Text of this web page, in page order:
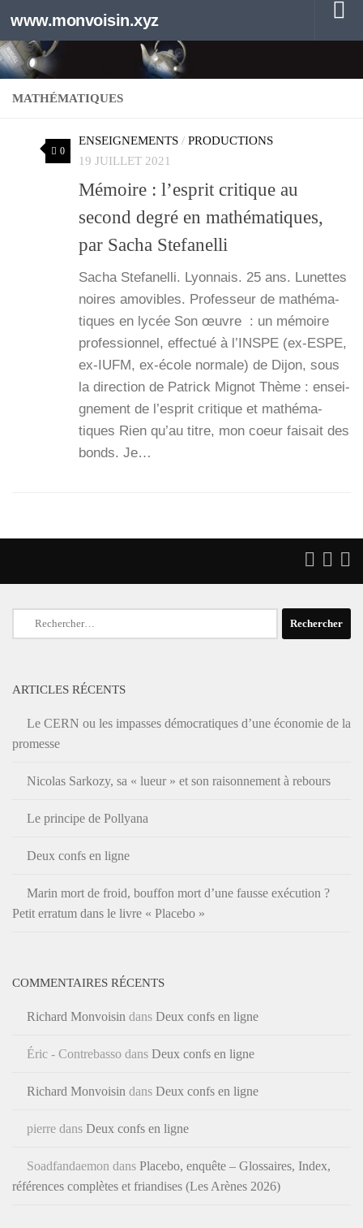
Au dessous du contenu
www.monvoisin.xyz
MATHÉMATIQUES
0
ENSEIGNEMENTS / PRODUCTIONS
19 JUILLET 2021
Mémoire : l’esprit critique au
second degré en mathématiques,
par Sacha Stefanelli
Sacha Ste­fa­nel­li. Lyon­nais. 25 ans. Lunettes
noires amo­vibles. Pro­fes­seur de mathé­ma­
tiques en lycée Son œuvre : un mémoire
pro­fes­sion­nel, effec­tué à l’INSPE (ex-ESPE,
ex-IUFM, ex-école nor­male) de Dijon, sous
la direc­tion de Patrick Mignot Thème : ensei­
gne­ment de l’es­prit cri­tique et mathé­ma­
tiques Rien qu’au titre, mon coeur fai­sait des
bonds. Je…
Rechercher :
ARTICLES RÉCENTS
Le CERN ou les impasses démocratiques d’une économie de la
promesse
Nicolas Sarkozy, sa « lueur » et son raisonnement à rebours
Le principe de Pollyana
Deux confs en ligne
Marin mort de froid, bouffon mort d’une fausse exécution ?
Petit erratum dans le livre « Placebo »
COMMENTAIRES RÉCENTS
Richard Monvoisin dans Deux confs en ligne
Éric - Contrebasso dans Deux confs en ligne
Richard Monvoisin dans Deux confs en ligne
pierre dans Deux confs en ligne
Soadfandaemon dans Placebo, enquête – Glossaires, Index,
références complètes et friandises (Les Arènes 2026)